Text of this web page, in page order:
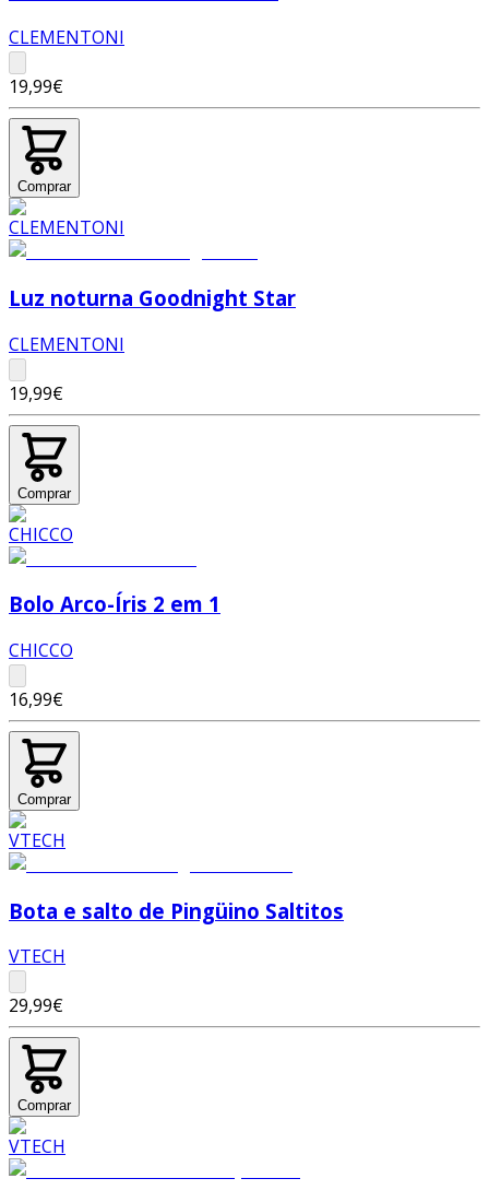
CLEMENTONI
19,99€
Comprar
Luz noturna Goodnight Star
CLEMENTONI
19,99€
Comprar
Bolo Arco-Íris 2 em 1
CHICCO
16,99€
Comprar
Bota e salto de Pingüino Saltitos
VTECH
29,99€
Comprar